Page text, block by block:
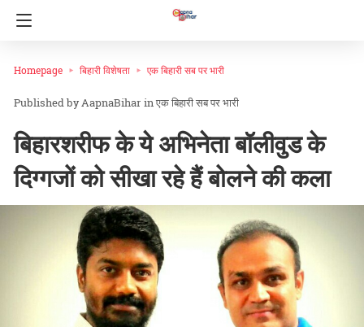
Homepage बिहारी विशेषता एक बिहारी सब पर भारी
AapnaBihar inएक बिहारी सब पर भारी
बिहारशरीफ के ये अभिनेता बॉलीवुड के
दिग्गजों को सीखा रहे हैं बोलने की कला